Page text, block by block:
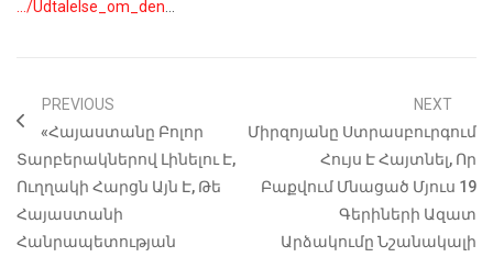
…/Udtalelse_om_den
PREVIOUS
«Հայաստանը Բոլոր
Տարբերակներով Լինելու Է,
Ուղղակի Հարցն Այն Է, Թե
Հայաստանի
Հանրապետության
NEXT
Միրզոյանը Ստրասբուրգում
Հույս Է Հայտնել, Որ
Բաքվում Մնացած Մյուս 19
Գերիների Ազատ
Արձակումը Նշանակալի